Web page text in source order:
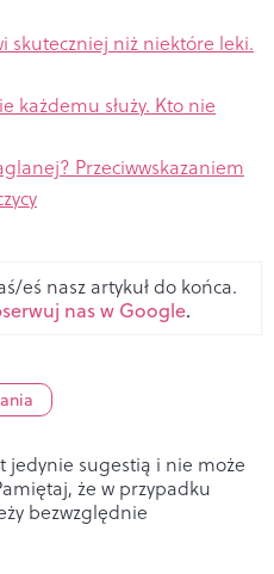
skuteczniej niż niektóre leki.
każdemu służy. Kto nie
Przeciwwskazaniem
eś nasz artykuł do końca.
nas w Google.
jedynie sugestią i nie może
że w przypadku
bezwzględnie